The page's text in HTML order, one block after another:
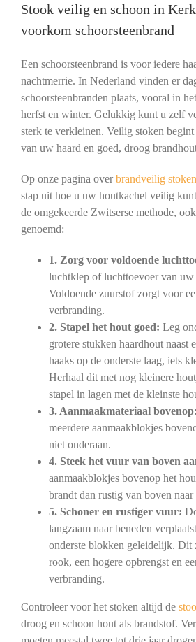
Stook veilig en schoon in
voorkom schoorsteenbrand
Een schoorsteenbrand is voor iedere
nachtmerrie. In Nederland vinden er
schoorsteenbranden plaats, vooral in
herfst en winter. Gelukkig kunt u zelf
sterk te verkleinen. Veilig stoken
van uw haard en goed, droog
Op onze pagina overbrandveilig stoken
stap uit hoe u uw houtkachel veilig
de omgekeerde Zwitserse methode,
genoemd:
1. Zorg voor voldoende
luchtklep of luchttoevoer van
Voldoende zuurstof zorgt voor
verbranding.
2. Stapel het hout goed: Leg
grotere stukken haardhout naast
haaks op de onderste laag, iets
Herhaal dit met nog kleinere
stapel in lagen met de kleinste
3. Aanmaakmateriaal bovenop:
meerdere aanmaakblokjes
niet onderaan.
4. Steek het vuur van boven
aanmaakblokjes bovenop het
brandt dan rustig van boven naar
5. Schoner en rustiger vuur:
langzaam naar beneden
onderste blokken geleidelijk. Dit
rook, een hogere opbrengst en
verbranding.
Controleer voor het stoken altijd de
droog en schoon hout als brandstof.